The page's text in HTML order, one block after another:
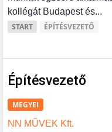
kollégát Budapest és...
START
ÉPÍTÉSVEZETŐ
Építésvezető
MEGYEI
NN MŰVEK Kft.